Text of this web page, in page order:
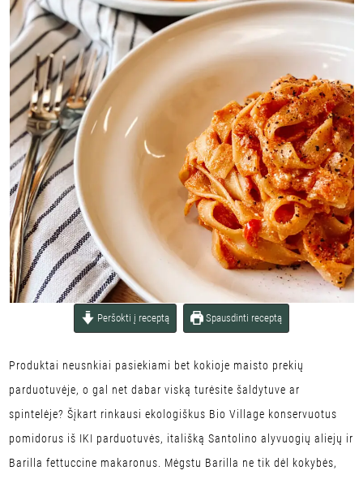
Peršokti į receptą Spausdinti receptą
Produktai neusnkiai pasiekiami bet kokioje maisto prekių
parduotuvėje, o gal net dabar viską turėsite šaldytuve ar
spintelėje? Šįkart rinkausi ekologiškus Bio Village konservuotus
pomidorus iš IKI parduotuvės, itališką Santolino alyvuogių aliejų ir
Barilla fettuccine makaronus. Mėgstu Barilla ne tik dėl kokybės,